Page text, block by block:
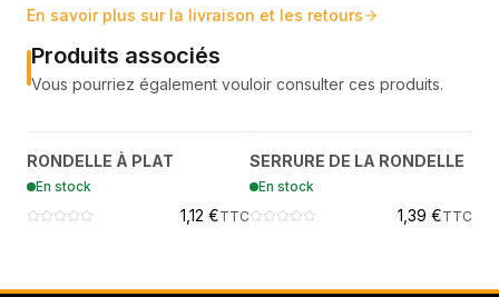
En savoir plus sur la livraison et les retours
Produits associés
Vous pourriez également vouloir consulter ces produits.
?
RONDELLE À PLAT
7289262
RONDELLE À PLAT
En stock
1,12 €TTC
?
RONDELLE
SERRURE DE LA RONDELLE
En stock
1,39 €TTC